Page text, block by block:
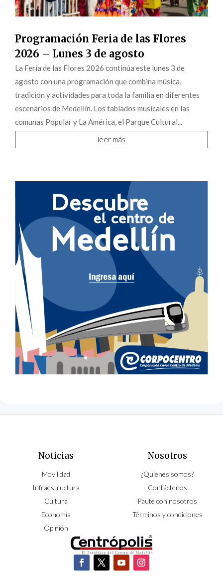
Programación Feria de las Flores
2026 – Lunes 3 de agosto
La Feria de las Flores 2026 continúa este lunes 3 de
agosto con una programación que combina música,
tradición y actividades para toda la familia en diferentes
escenarios de Medellín. Los tablados musicales en las
comunas Popular y La América, el Parque Cultural...
leer más
Noticias
Movilidad
Infraestructura
Cultura
Economía
Opinión
Nosotros
¿Quíenes somos?
Contáctenos
Paute con nosotros
Términos y condiciones